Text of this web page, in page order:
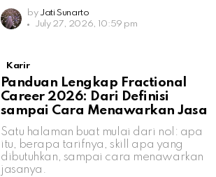
by Jati Sunarto
July 27, 2026, 10:59 pm
Karir
Panduan Lengkap Fractional
Career 2026: Dari Definisi
sampai Cara Menawarkan Jasa
Satu halaman buat mulai dari nol: apa
itu, berapa tarifnya, skill apa yang
dibutuhkan, sampai cara menawarkan
jasanya.